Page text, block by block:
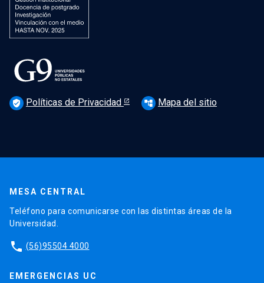
verified_user Políticas de Privacidad account_tree Mapa del sitio
MESA CENTRAL
Teléfono para comunicarse con las distintas áreas de la
Universidad.
phone (56)95504 4000
EMERGENCIAS UC